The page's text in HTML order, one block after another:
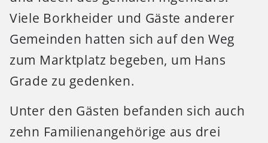
Viele Borkheider und Gäste anderer
Gemeinden hatten sich auf den Weg
zum Marktplatz begeben, um Hans
Grade zu gedenken.
Unter den Gästen befanden sich auch
zehn Familienangehörige aus drei